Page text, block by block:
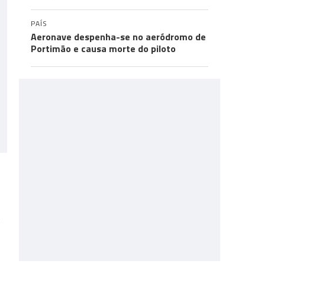
PAÍS
Aeronave despenha-se no aeródromo de
Portimão e causa morte do piloto